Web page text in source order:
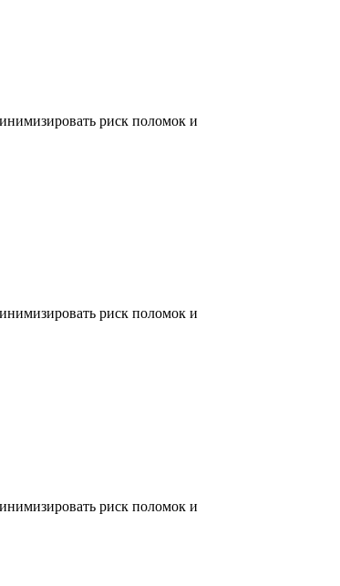
риск поломок и
риск поломок и
риск поломок и